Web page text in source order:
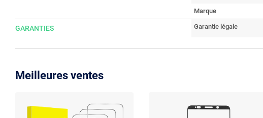
Marque
GARANTIES Garantie légale
Meilleures ventes